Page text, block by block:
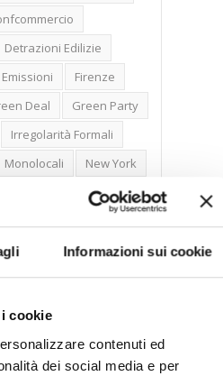
Informazioni sui cookie
cookie
contenuti ed
dei social media e per
Detrazioni Edilizie
Emissioni
Firenze
Deal
Green Party
Irregolarità Formali
Monolocali
New York
Rivoluzioneliberale
Sommerso